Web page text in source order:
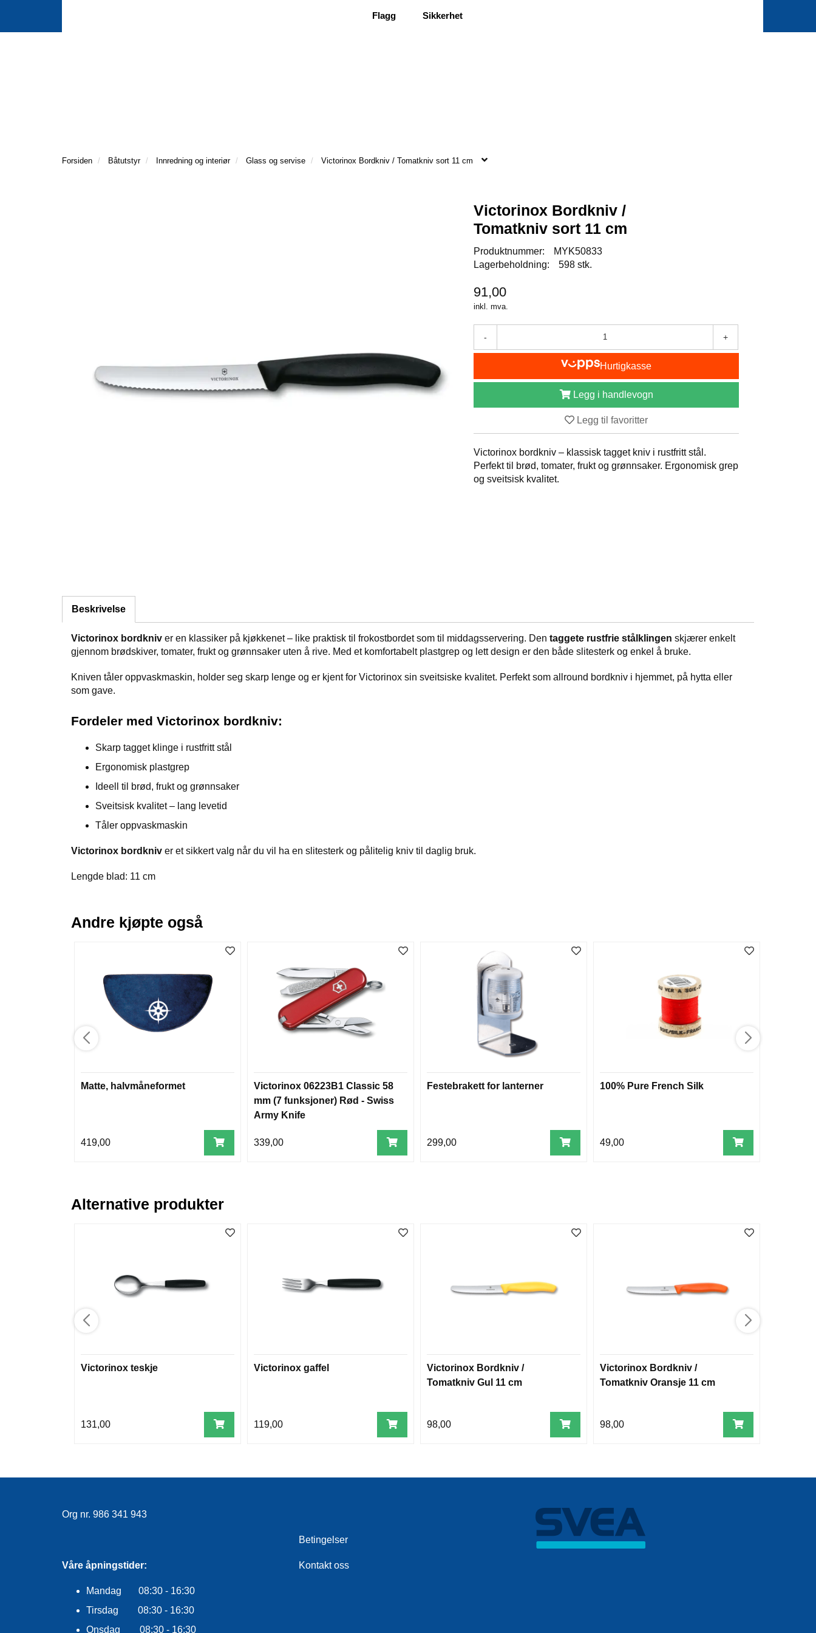
Flagg Sikkerhet
Forsiden Båtutstyr Innredning og interiør Glass og servise Victorinox Bordkniv / Tomatkniv sort 11 cm
Victorinox Bordkniv /
Tomatkniv sort 11 cm
Produktnummer:
MYK50833
Lagerbeholdning:
598 stk.
91,00
inkl. mva.
- +
Hurtigkasse
Legg i handlevogn
Legg til favoritter
Victorinox bordkniv – klassisk tagget kniv i rustfritt stål.
Perfekt til brød, tomater, frukt og grønnsaker. Ergonomisk grep
og sveitsisk kvalitet.
Beskrivelse
Victorinox bordkniv er en klassiker på kjøkkenet – like praktisk til frokostbordet som til middagsservering. Den taggete rustfrie stålklingen skjærer enkelt
gjennom brødskiver, tomater, frukt og grønnsaker uten å rive. Med et komfortabelt plastgrep og lett design er den både slitesterk og enkel å bruke.
Kniven tåler oppvaskmaskin, holder seg skarp lenge og er kjent for Victorinox sin sveitsiske kvalitet. Perfekt som allround bordkniv i hjemmet, på hytta eller
som gave.
Fordeler med Victorinox bordkniv:
Skarp tagget klinge i rustfritt stål
Ergonomisk plastgrep
Ideell til brød, frukt og grønnsaker
Sveitsisk kvalitet – lang levetid
Tåler oppvaskmaskin
Victorinox bordkniv er et sikkert valg når du vil ha en slitesterk og pålitelig kniv til daglig bruk.
Lengde blad: 11 cm
Andre kjøpte også
Matte, halvmåneformet
419,00
Victorinox 06223B1 Classic 58
mm (7 funksjoner) Rød - Swiss
Army Knife
339,00
Festebrakett for lanterner
299,00
100% Pure French Silk
49,00
Alternative produkter
Victorinox teskje
131,00
Victorinox gaffel
119,00
Victorinox Bordkniv /
Tomatkniv Gul 11 cm
98,00
Victorinox Bordkniv /
Tomatkniv Oransje 11 cm
98,00
Org nr. 986 341 943
Våre åpningstider:
Mandag 08:30 - 16:30
Tirsdag 08:30 - 16:30
Onsdag 08:30 - 16:30
Betingelser
Kontakt oss